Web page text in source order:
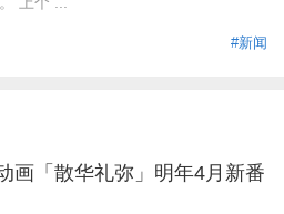
#新闻
画「散华礼弥」明年4月新番